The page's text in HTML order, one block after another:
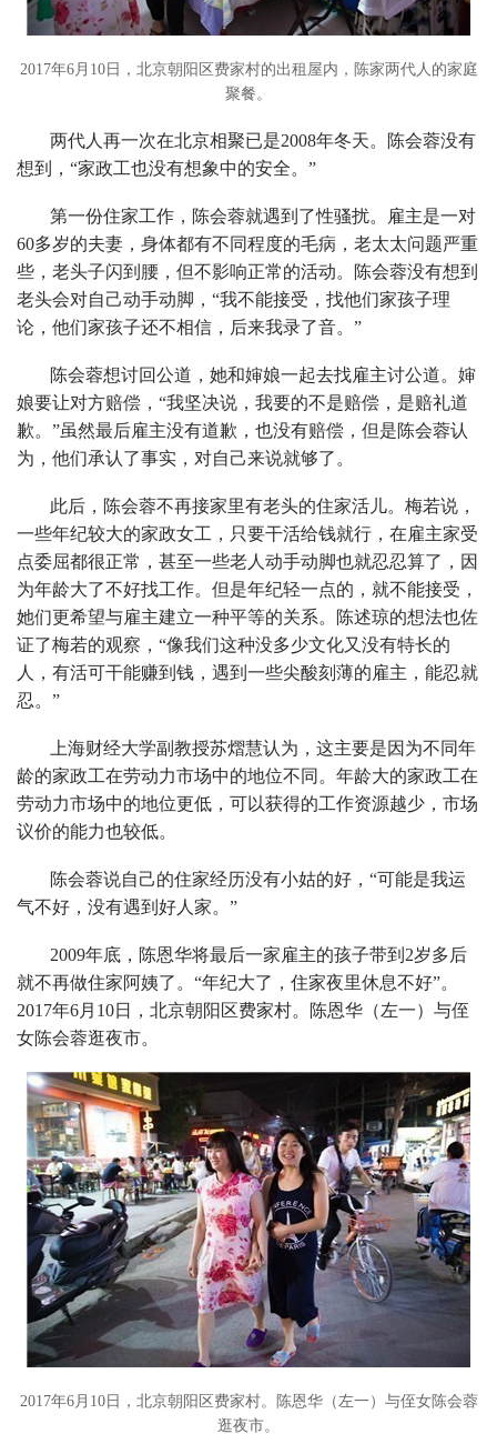
2017年6月10日，北京朝阳区费家村的出租屋内，陈家两代人的家庭
聚餐。
两代人再一次在北京相聚已是2008年冬天。陈会蓉没有
想到，“家政工也没有想象中的安全。”
第一份住家工作，陈会蓉就遇到了性骚扰。雇主是一对
60多岁的夫妻，身体都有不同程度的毛病，老太太问题严重
些，老头子闪到腰，但不影响正常的活动。陈会蓉没有想到
老头会对自己动手动脚，“我不能接受，找他们家孩子理
论，他们家孩子还不相信，后来我录了音。”
陈会蓉想讨回公道，她和婶娘一起去找雇主讨公道。婶
娘要让对方赔偿，“我坚决说，我要的不是赔偿，是赔礼道
歉。”虽然最后雇主没有道歉，也没有赔偿，但是陈会蓉认
为，他们承认了事实，对自己来说就够了。
此后，陈会蓉不再接家里有老头的住家活儿。梅若说，
一些年纪较大的家政女工，只要干活给钱就行，在雇主家受
点委屈都很正常，甚至一些老人动手动脚也就忍忍算了，因
为年龄大了不好找工作。但是年纪轻一点的，就不能接受，
她们更希望与雇主建立一种平等的关系。陈述琼的想法也佐
证了梅若的观察，“像我们这种没多少文化又没有特长的
人，有活可干能赚到钱，遇到一些尖酸刻薄的雇主，能忍就
忍。”
上海财经大学副教授苏熠慧认为，这主要是因为不同年
龄的家政工在劳动力市场中的地位不同。年龄大的家政工在
劳动力市场中的地位更低，可以获得的工作资源越少，市场
议价的能力也较低。
陈会蓉说自己的住家经历没有小姑的好，“可能是我运
气不好，没有遇到好人家。”
2009年底，陈恩华将最后一家雇主的孩子带到2岁多后
就不再做住家阿姨了。“年纪大了，住家夜里休息不好”。
2017年6月10日，北京朝阳区费家村。陈恩华（左一）与侄
女陈会蓉逛夜市。
2017年6月10日，北京朝阳区费家村。陈恩华（左一）与侄女陈会蓉
逛夜市。